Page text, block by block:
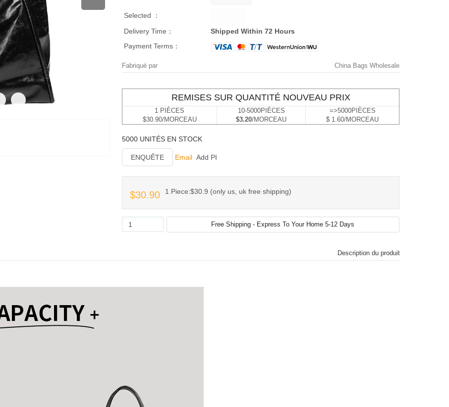
Selected ：
Delivery Time：
Shipped Within 72 Hours
Payment Terms：
Fabriqué par China Bags Wholesale
REMISES SUR QUANTITÉ NOUVEAU PRIX
1 PIÈCES
$30.90/MORCEAU
10-5000PIÈCES
$3.20/MORCEAU
=>5000PIÈCES
$ 1.60/MORCEAU
5000 UNITÉS EN STOCK
ENQUÊTE Email Add PI
$30.90 1 Piece:$30.9 (only us, uk free shipping)
Description du produit